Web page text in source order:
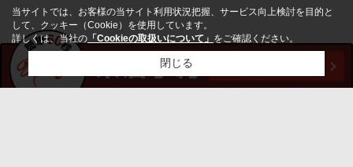
当サイトでは、お客様の当サイト利用状況把握、サービス向上検討を目的と
して、クッキー（Cookie）を使用しています。
詳しくは、当社の 「Cookieの取扱いについて」 をご確認ください。
閉じる